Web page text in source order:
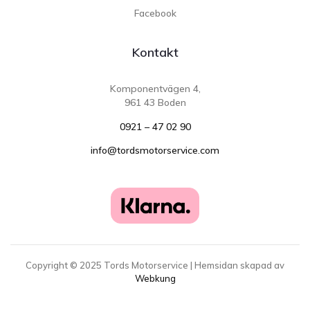
Facebook
Kontakt
Komponentvägen 4,
961 43 Boden
0921 – 47 02 90
info@tordsmotorservice.com
Copyright © 2025 Tords Motorservice | Hemsidan skapad av
Webkung